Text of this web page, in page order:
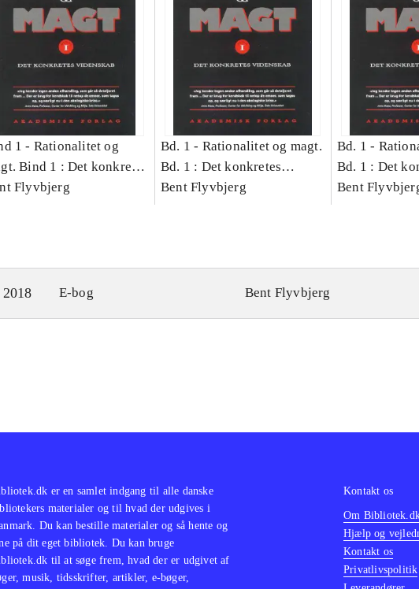
1 - Rationalitet og
Bind 1 : Det konkretes
Flyvbjerg
Bd. 1 - Rationalitet og magt.
Bd. 1 : Det konkretes
videnskab
Bent Flyvbjerg
Bd. 1 -
Bd. 1 : Det
videnskab
Bent
2018 E-bog Bent Flyvbjerg
er en samlet indgang til alle danske
materialer og til hvad der udgives i
Du kan bestille materialer og så hente og
på dit eget bibliotek. Du kan bruge
til at søge frem, hvad der er udgivet af
musik, tidsskrifter, artikler, e-bøger,
Kontakt os
Om
Hjælp og
Kontakt os
Privatlivspolitik